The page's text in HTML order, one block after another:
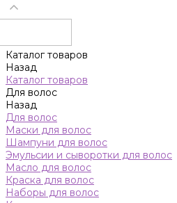
Каталог товаров
Назад
Каталог товаров
Для волос
Назад
Для волос
Маски для волос
Шампуни для волос
Эмульсии и сыворотки для волос
Масло для волос
Краска для волос
Наборы для волос